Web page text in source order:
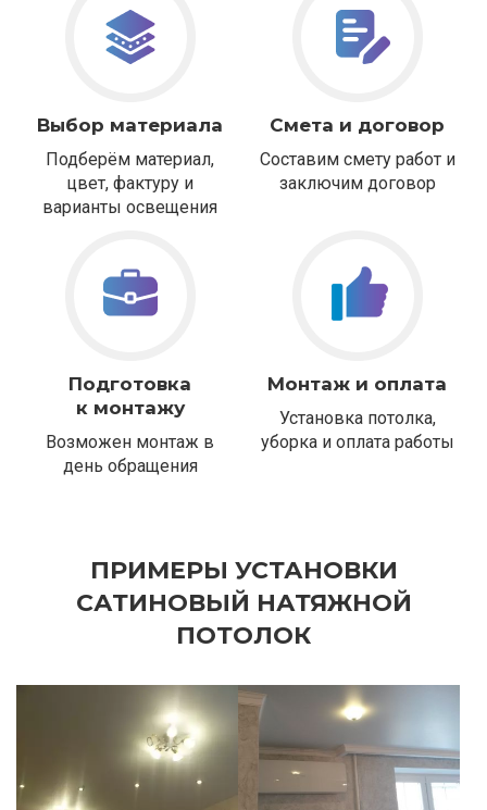
Выбор материала
Подберём материал,
цвет, фактуру и
варианты освещения
Смета и договор
Составим смету работ и
заключим договор
Подготовка
к монтажу
Возможен монтаж в
день обращения
Монтаж и оплата
Установка потолка,
уборка и оплата работы
ПРИМЕРЫ УСТАНОВКИ
САТИНОВЫЙ НАТЯЖНОЙ
ПОТОЛОК